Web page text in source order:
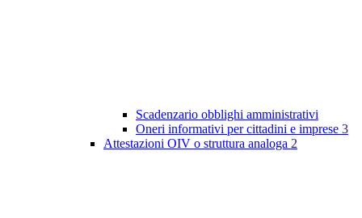
Scadenzario obblighi amministrativi
Oneri informativi per cittadini e imprese 3
Attestazioni OIV o struttura analoga 2